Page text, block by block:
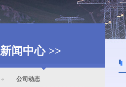
新闻中心 >>
公司动态